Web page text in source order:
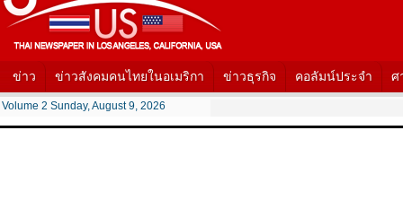
ข่าว ข่าวสังคมคนไทยในอเมริกา ข่าวธุรกิจ คอลัมน์ประจำ ศ
Volume 2 Sunday, August 9, 2026